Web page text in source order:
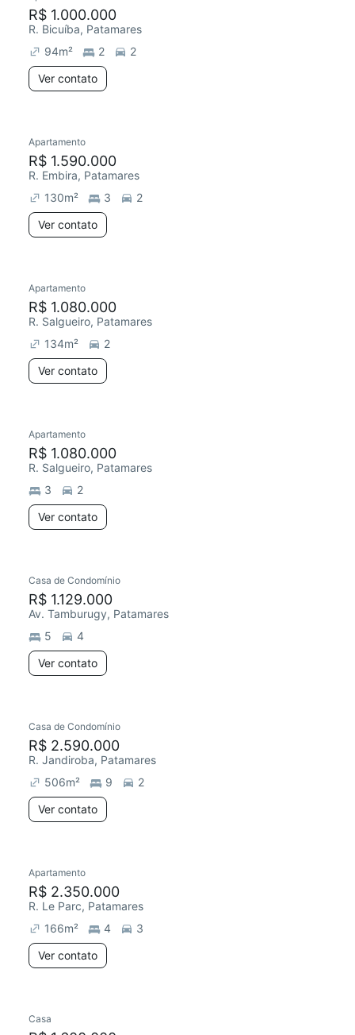
R$ 1.000.000
R. Bicuíba, Patamares
94m² 2
2
Ver contato
Chegou este mês
Apartamento
R$ 1.590.000
R. Embira, Patamares
130m² 3
2
Ver contato
Redecorar
Apartamento
R$ 1.080.000
R. Salgueiro, Patamares
134m²
2
Ver contato
Redecorar
Apartamento
R$ 1.080.000
R. Salgueiro, Patamares
3
2
Ver contato
Redecorar
Casa de Condomínio
R$ 1.129.000
Av. Tamburugy, Patamares
5
4
Ver contato
Redecorar
Casa de Condomínio
R$ 2.590.000
R. Jandiroba, Patamares
506m² 9
2
Ver contato
Apartamento
R$ 2.350.000
R. Le Parc, Patamares
166m² 4
3
Ver contato
Casa